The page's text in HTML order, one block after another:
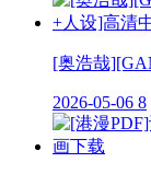
[奥浩哉
2026-05-06 8